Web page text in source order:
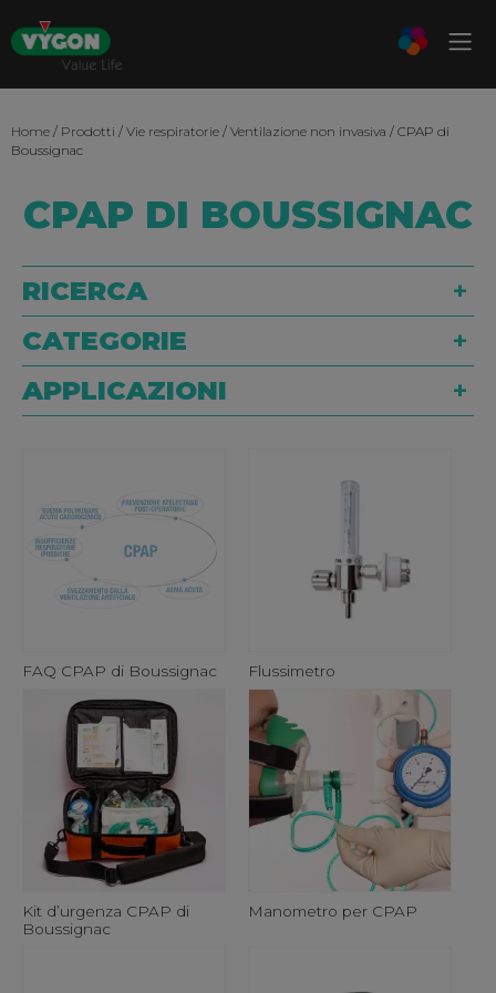
Home / Prodotti / Vie respiratorie / Ventilazione non invasiva / CPAP di
Boussignac
CPAP DI BOUSSIGNAC
FAQ CPAP di Boussignac Flussimetro
Kit d’urgenza CPAP di
Boussignac
Manometro per CPAP
RICERCA
CATEGORIE
APPLICAZIONI